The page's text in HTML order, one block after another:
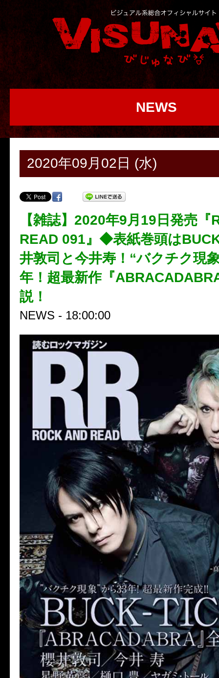
NEWS
2020年09月02日 (水)
【雑誌】2020年9月19日発売『
READ 091』◆表紙巻頭は
井敦司と今井寿！“バクチク現
年！超最新作『
説！
NEWS - 18:00:00